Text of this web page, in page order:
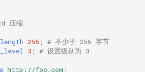
$os_version
压缩
256 ; # 不少于 256 字节
3 ; # 设置级别为 3
http://foo.com ;